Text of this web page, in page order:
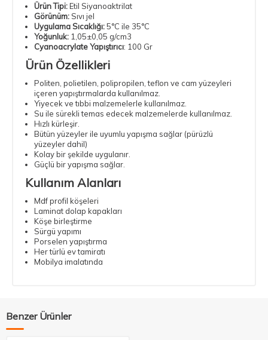
Ürün Tipi:Etil Siyanoaktrilat
Görünüm: Sıvı jel
Uygulama Sıcaklığı:5°C ile 35°C
Yoğunluk: 1,05±0,05 g/cm3
Cyanoacrylate Yapıştırıcı: 100 Gr
Ürün Özellikleri
Politen, polietilen, polipropilen, teflon ve cam yüzeyleri
içeren yapıştırmalarda kullanılmaz.
Yiyecek ve tıbbi malzemelerle kullanılmaz.
Su ile sürekli temas edecek malzemelerde kullanılmaz.
Hızlı kürleşir.
Bütün yüzeyler ile uyumlu yapışma sağlar (pürüzlü
yüzeyler dahil)
Kolay bir şekilde uygulanır.
Güçlü bir yapışma sağlar.
Kullanım Alanları
Mdf profil köşeleri
Laminat dolap kapakları
Köşe birleştirme
Sürgü yapımı
Porselen yapıştırma
Her türlü ev tamiratı
Mobilya imalatında
Benzer Ürünler